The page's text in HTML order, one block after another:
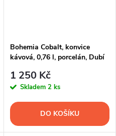
Bohemia Cobalt, konvice
kávová, 0,76 l, porcelán, Dubí
1 250 Kč
Skladem 2 ks
DO KOŠÍKU